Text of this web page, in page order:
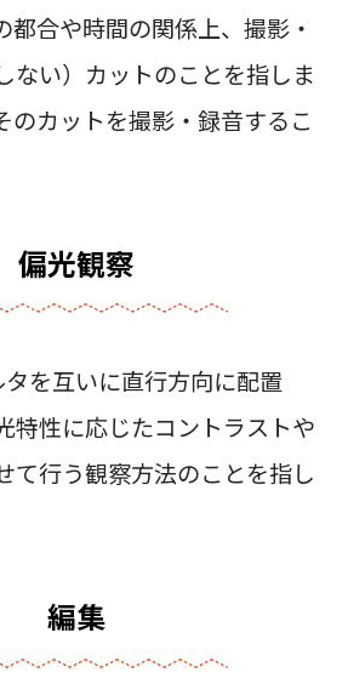
都合や時間の関係上、撮影・
ない）カットのことを指しま
のカットを撮影・録音するこ
偏光観察
を互いに直行方向に配置
特性に応じたコントラストや
て行う観察方法のことを指し
編集